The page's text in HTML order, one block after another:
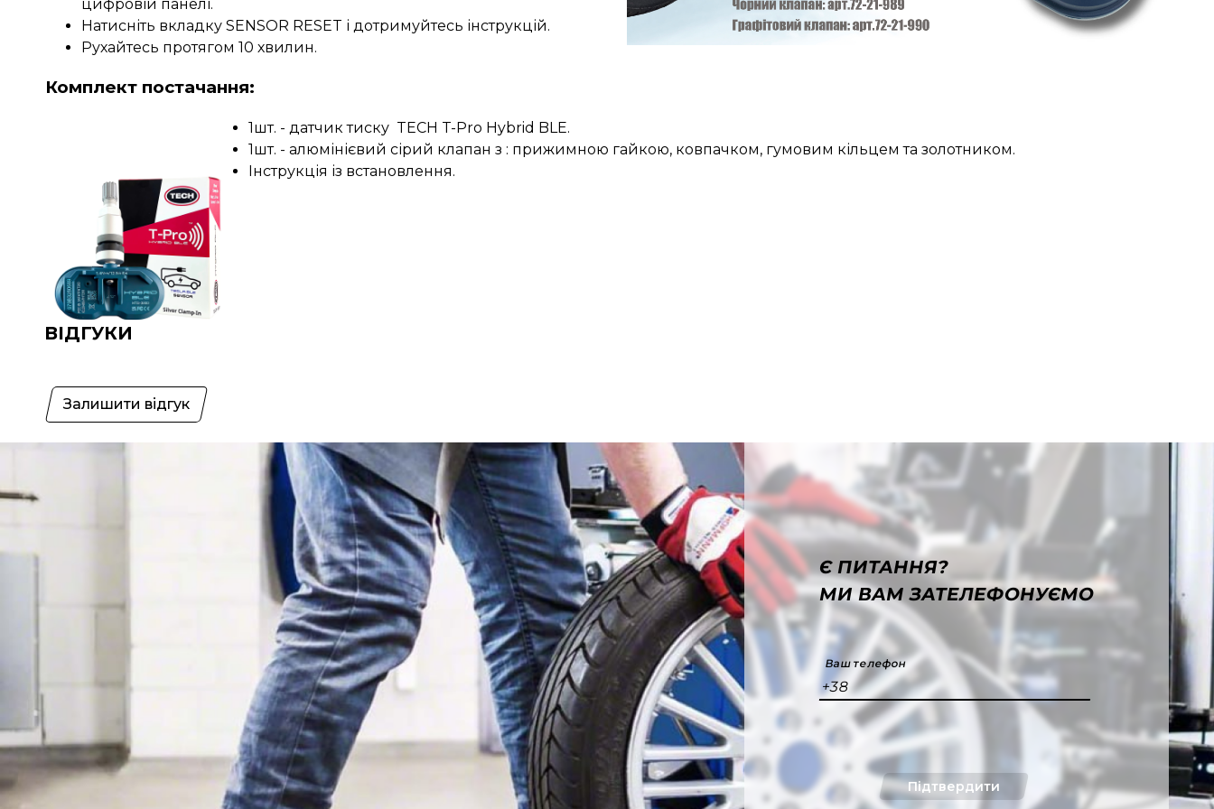
цифровій панелі.
Натисніть вкладку SENSOR RESET і дотримуйтесь інструкцій.
Рухайтесь протягом 10 хвилин.
Комплект постачання:
1шт. - датчик тиску TECH T-Pro Hybrid BLE.
1шт. - алюмінієвий сірий клапан з : прижимною гайкою, ковпачком, гумовим кільцем та золотником.
Інструкція із встановлення.
ВІДГУКИ
Залишити відгук
Є ПИТАННЯ?
МИ ВАМ ЗАТЕЛЕФОНУЄМО
Ваш телефон
+38
Підтвердити